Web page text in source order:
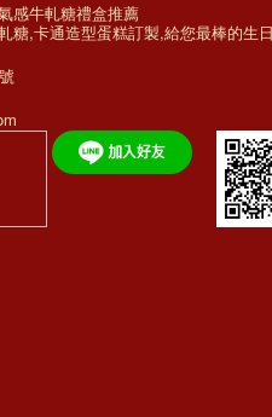
感牛軋糖禮盒推薦
糖,卡通造型蛋糕訂製,給您最棒的生